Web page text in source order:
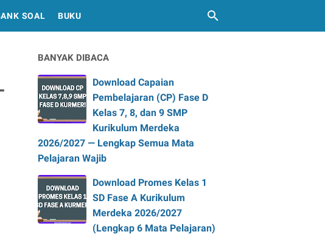
SOAL BUKU
BANYAK DIBACA
Download Capaian
Pembelajaran (CP) Fase D
Kelas 7, 8, dan 9 SMP
Kurikulum Merdeka
2026/2027 — Lengkap Semua Mata
Pelajaran Wajib
Download Promes Kelas 1
SD Fase A Kurikulum
Merdeka 2026/2027
(Lengkap 6 Mata Pelajaran)